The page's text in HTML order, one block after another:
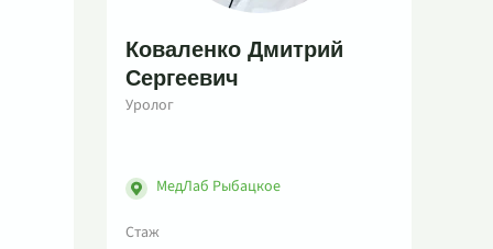
Коваленко Дмитрий
Сергеевич
Уролог
МедЛаб Рыбацкое
Стаж